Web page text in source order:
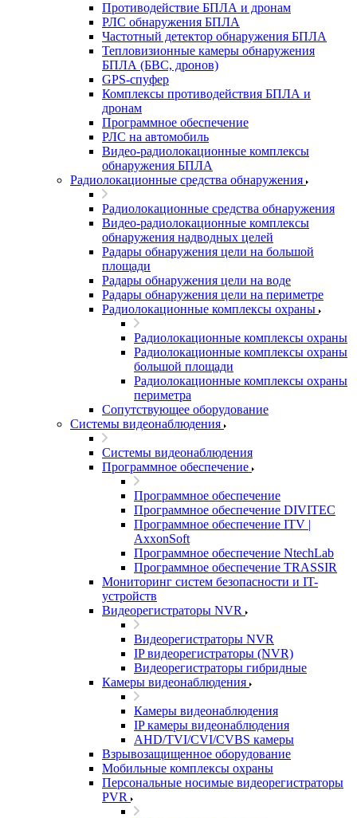
Противодействие БПЛА и дронам
РЛС обнаружения БПЛА
Частотный детектор обнаружения БПЛА
Тепловизионные камеры обнаружения
БПЛА (БВС, дронов)
GPS-спуфер
Комплексы противодействия БПЛА и
дронам
Программное обеспечение
РЛС на автомобиль
Видео-радиолокационные комплексы
обнаружения БПЛА
Радиолокационные средства обнаружения
Радиолокационные средства обнаружения
Видео-радиолокационные комплексы
обнаружения надводных целей
Радары обнаружения цели на большой
площади
Радары обнаружения цели на воде
Радары обнаружения цели на периметре
Радиолокационные комплексы охраны
Радиолокационные комплексы охраны
Радиолокационные комплексы охраны
большой площади
Радиолокационные комплексы охраны
периметра
Сопутствующее оборудование
Системы видеонаблюдения
Системы видеонаблюдения
Программное обеспечение
Программное обеспечение
Программное обеспечение DIVITEC
Программное обеспечение ITV |
AxxonSoft
Программное обеспечение NtechLab
Программное обеспечение TRASSIR
Мониторинг систем безопасности и IT-
устройств
Видеорегистраторы NVR
Видеорегистраторы NVR
IP видеорегистраторы (NVR)
Видеорегистраторы гибридные
Камеры видеонаблюдения
Камеры видеонаблюдения
IP камеры видеонаблюдения
AHD/TVI/CVI/CVBS камеры
Взрывозащищенное оборудование
Мобильные комплексы охраны
Персональные носимые видеорегистраторы
PVR